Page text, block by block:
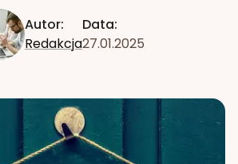
Autor:
Redakcja
Data:
27.01.2025